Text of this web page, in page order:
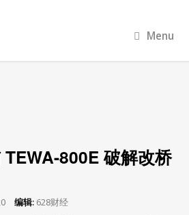
Menu
800E 破解改桥
编辑: 628财经